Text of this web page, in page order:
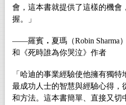
會，這本書就提供了這樣的機會
握。」
――羅賓 ． 夏瑪（Robin Sharma
和《死時誰為你哭泣》作者
「哈迪的事業經驗使他擁有獨
最成功人士的智慧與經驗心得，
和方法。這本書簡單、直接又切